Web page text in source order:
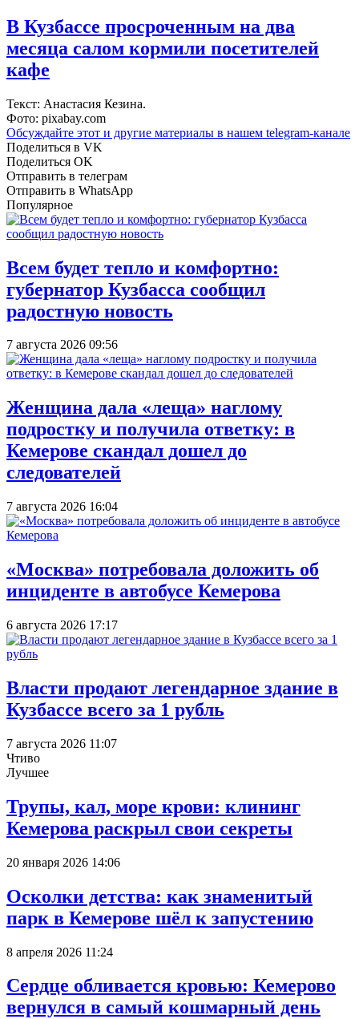
В Кузбассе просроченным на два
месяца салом кормили посетителей
кафе
Текст: Анастасия Кезина.
Фото: pixabay.com
Обсуждайте этот и другие материалы в нашем telegram-канале
Поделиться в VK
Поделиться OK
Отправить в телеграм
Отправить в WhatsApp
Популярное
Всем будет тепло и комфортно:
губернатор Кузбасса сообщил
радостную новость
7 августа 2026 09:56
Женщина дала «леща» наглому
подростку и получила ответку: в
Кемерове скандал дошел до
следователей
7 августа 2026 16:04
«Москва» потребовала доложить об
инциденте в автобусе Кемерова
6 августа 2026 17:17
Власти продают легендарное здание в
Кузбассе всего за 1 рубль
7 августа 2026 11:07
Чтиво
Лучшее
Трупы, кал, море крови: клининг
Кемерова раскрыл свои секреты
20 января 2026 14:06
Осколки детства: как знаменитый
парк в Кемерове шёл к запустению
8 апреля 2026 11:24
Сердце обливается кровью: Кемерово
вернулся в самый кошмарный день